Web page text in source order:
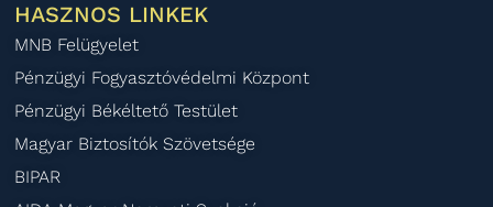
HASZNOS LINKEK
MNB Felügyelet
Pénzügyi Fogyasztóvédelmi Központ
Pénzügyi Békéltető Testület
Magyar Biztosítók Szövetsége
BIPAR